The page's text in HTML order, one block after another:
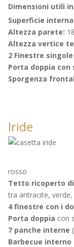
Dimensioni utili
Superficie
Altezza parete:
Altezza vertice
2 Finestre
Porta doppia con
Sporgenza
Iride
rosso
Tetto ricoperto
tra antracite,
4 finestre con i
Porta doppia con
7 panche interne
Barbecue interno